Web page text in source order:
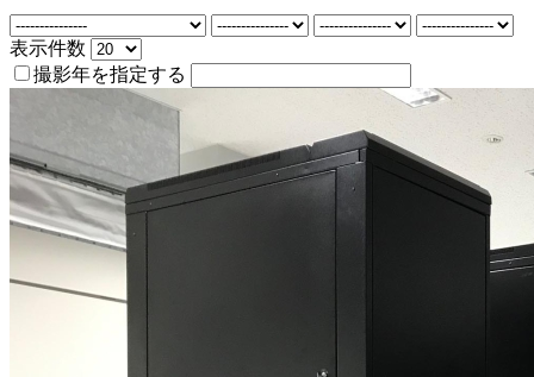
表示件数
撮影年を指定する